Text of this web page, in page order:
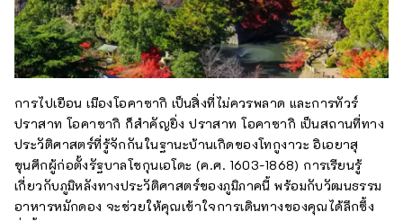
การไปเยือน เมืองโอคาซากิ เป็นสิ่งที่ไม่ควรพลาด และการทัวร์
ปราสาท โอคาซากิ ก็สำคัญยิ่ง ปราสาท โอคาซากิ เป็นสถานที่ทาง
ประวัติศาสตร์ที่รู้จักกันในฐานะบ้านเกิดของโทกูงาวะ อิเอยาสุ
ขุนศึกผู้ก่อตั้งรัฐบาลโชกุนเอโดะ (ค.ศ. 1603-1868) การเรียนรู้
เกี่ยวกับภูมิหลังทางประวัติศาสตร์ของภูมิภาคนี้ พร้อมกับวัฒนธรรม
อาหารหมักดอง จะช่วยให้คุณเข้าใจการเดินทางของคุณได้ลึกซึ้ง